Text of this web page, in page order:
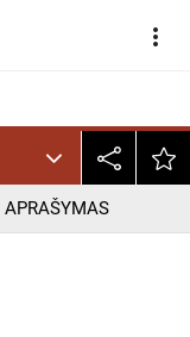
more_vert
APRAŠYMAS